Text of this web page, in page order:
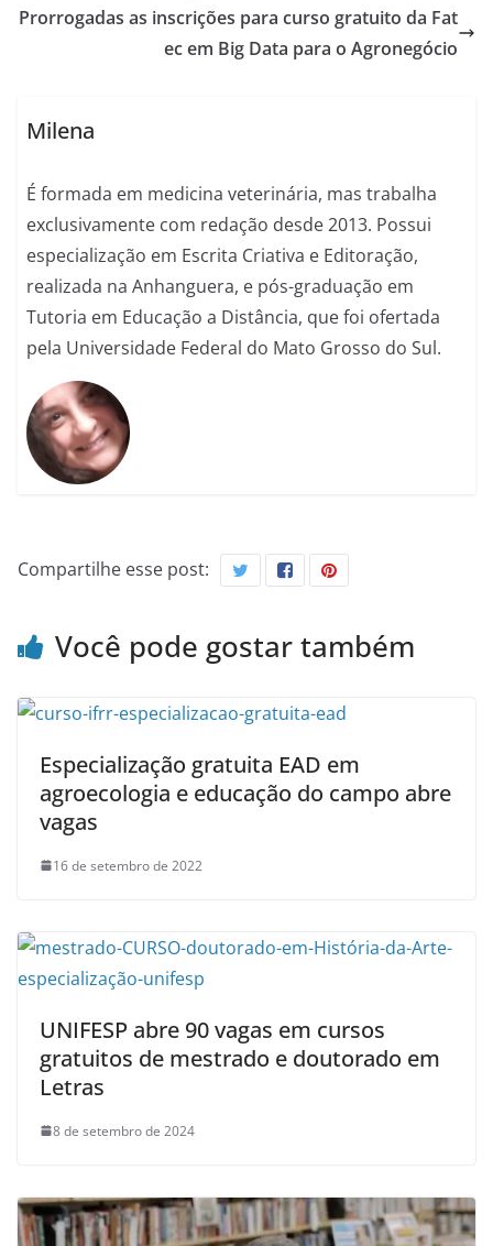
Prorrogadas as inscrições para curso gratuito da Fat
ec em Big Data para o Agronegócio
Milena
É formada em medicina veterinária, mas trabalha
exclusivamente com redação desde 2013. Possui
especialização em Escrita Criativa e Editoração,
realizada na Anhanguera, e pós-graduação em
Tutoria em Educação a Distância, que foi ofertada
pela Universidade Federal do Mato Grosso do Sul.
Compartilhe esse post:
Você pode gostar também
Especialização gratuita EAD em
agroecologia e educação do campo abre
vagas
16 de setembro de 2022
UNIFESP abre 90 vagas em cursos
gratuitos de mestrado e doutorado em
Letras
8 de setembro de 2024